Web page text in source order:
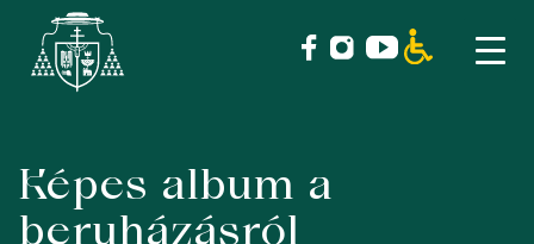
Skip
content
Képes album a
beruházásról